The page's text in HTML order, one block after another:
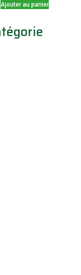
Ajouter au panier